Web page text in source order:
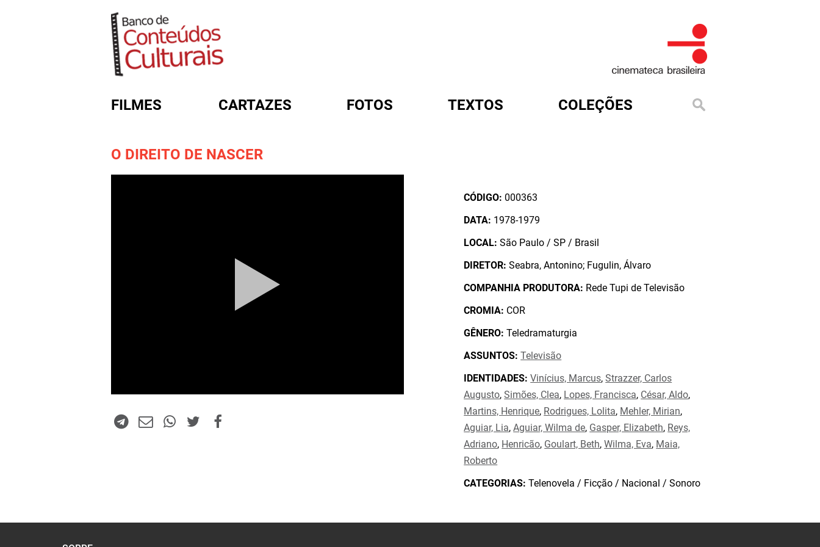
FILMES CARTAZES FOTOS TEXTOS COLEÇÕES
O DIREITO DE NASCER
CÓDIGO: 000363
DATA: 1978-1979
LOCAL: São Paulo / SP / Brasil
DIRETOR: Seabra, Antonino; Fugulin, Álvaro
COMPANHIA PRODUTORA: Rede Tupi de Televisão
CROMIA: COR
GÊNERO: Teledramaturgia
ASSUNTOS: Televisão
IDENTIDADES: Vinícius, Marcus,Strazzer, Carlos
Augusto,Simões, Clea, Lopes, Francisca, César, Aldo,
Martins, Henrique, Rodrigues, Lolita, Mehler, Mirian,
Aguiar, Lia,Aguiar, Wilma de, Gasper, Elizabeth, Reys,
Adriano, Henricão, Goulart, Beth,Wilma, Eva, Maia,
Roberto
CATEGORIAS: Telenovela / Ficção / Nacional / Sonoro